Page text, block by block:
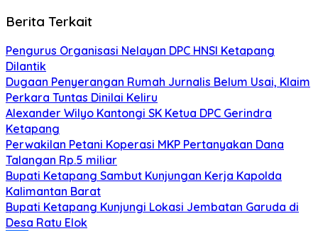
Berita Terkait
Pengurus Organisasi Nelayan DPC HNSI Ketapang
Dilantik
Dugaan Penyerangan Rumah Jurnalis Belum Usai, Klaim
Perkara Tuntas Dinilai Keliru
Alexander Wilyo Kantongi SK Ketua DPC Gerindra
Ketapang
Perwakilan Petani Koperasi MKP Pertanyakan Dana
Talangan Rp.5 miliar
Bupati Ketapang Sambut Kunjungan Kerja Kapolda
Kalimantan Barat
Bupati Ketapang Kunjungi Lokasi Jembatan Garuda di
Desa Ratu Elok